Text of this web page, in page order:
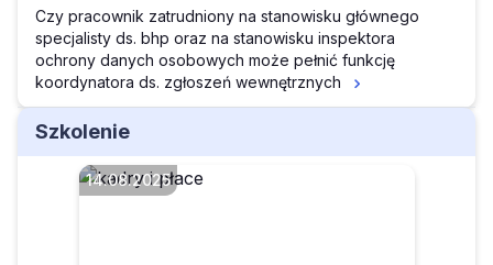
Czy pracownik zatrudniony na stanowisku głównego
specjalisty ds. bhp oraz na stanowisku inspektora
ochrony danych osobowych może pełnić funkcję
koordynatora ds. zgłoszeń wewnętrznych
Szkolenie
14.08.2025